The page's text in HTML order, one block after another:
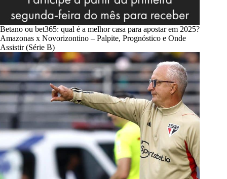
Betano ou bet365: qual é a melhor casa para apostar em 2025?
Amazonas x Novorizontino – Palpite, Prognóstico e Onde
Assistir (Série B)